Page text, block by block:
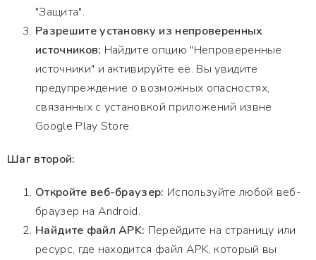
"Защита".
Разрешите установку из непроверенных
источников: Найдите опцию "Непроверенные
источники" и активируйте её. Вы увидите
предупреждение о возможных опасностях,
связанных с установкой приложений извне
Google Play Store.
Шаг второй:
Откройте веб-браузер: Используйте любой веб-
браузер на Android.
Найдите файл APK: Перейдите на страницу или
ресурс, где находится файл APK, который вы